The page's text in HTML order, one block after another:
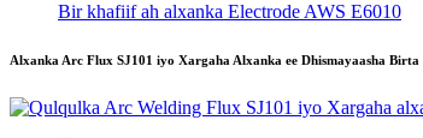
Bir khafiif ah alxanka Electrode AWS E6010
Alxanka Arc Flux SJ101 iyo Xargaha Alxanka ee Dhismayaasha Birta